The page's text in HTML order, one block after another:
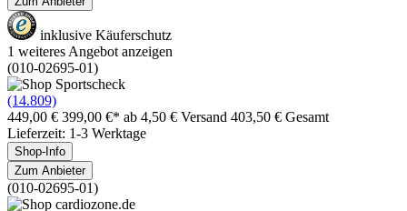
inklusive Käuferschutz
1 weiteres Angebot anzeigen
(010-02695-01)
(14.809)
449,00 € 399,00 €* ab 4,50 € Versand 403,50 € Gesamt
Lieferzeit: 1-3 Werktage
Shop-Info
Zum Anbieter
(010-02695-01)